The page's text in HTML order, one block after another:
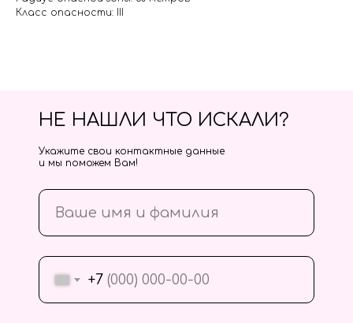
Класс опасности: III
+7
НЕ НАШЛИ ЧТО ИСКАЛИ?
Укажите свои контактные данные
и мы поможем Вам!